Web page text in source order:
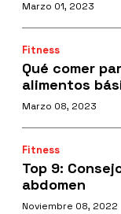
Marzo 01, 2023
Fitness
Qué comer
alimentos
Marzo 08, 2023
Fitness
Top 9:
abdomen
Noviembre 08, 2022